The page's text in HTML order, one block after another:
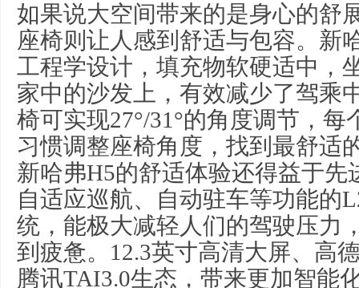
如果说大空间带来的是身心的舒
座椅则让人感到舒适与包容。新
工程学设计，填充物软硬适中，
家中的沙发上，有效减少了驾乘
椅可实现27°/31°的角度调节，
习惯调整座椅角度，找到最舒适
新哈弗H5的舒适体验还得益于先
自适应巡航、自动驻车等功能的
统，能极大减轻人们的驾驶压力
到疲惫。12.3英寸高清大屏、高
腾讯TAI3.0生态，带来更加智能